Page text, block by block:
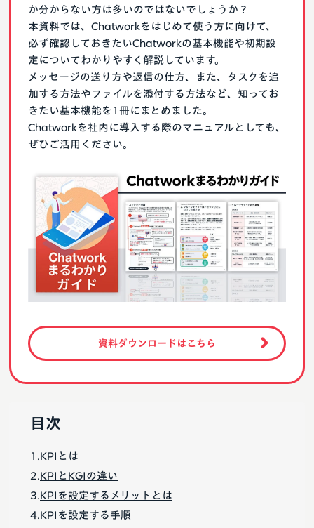
か分からない方は多いのではないでしょうか？
本資料では、Chatworkをはじめて使う方に向けて、
必ず確認しておきたいChatworkの基本機能や初期設
定についてわかりやすく解説しています。
メッセージの送り方や返信の仕方、また、タスクを追
加する方法やファイルを添付する方法など、知ってお
きたい基本機能を1冊にまとめました。
Chatworkを社内に導入する際のマニュアルとしても、
ぜひご活用ください。
資料ダウンロードはこちら
目次
KPIとは
KPIとKGIの違い
KPIを設定するメリットとは
KPIを設定する手順